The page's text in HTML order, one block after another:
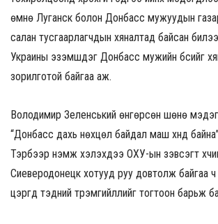
өмнө Луганск болон Донбасс мужуудын
салан тусгаарлагчдын хяналтад байсан
Украины эзэмшдэг Донбасс мужийн бүсийг
зорилготой байгаа аж.
Володимир Зеленський өнгөрсөн шөнө
“Донбасс дахь нөхцөл байдал маш хүнд
Тэрбээр нэмж хэлэхдээ ОХУ-ын зэвсэгт
Сиеверодонецк хотууд руу довтолж байгаа
цэргүүд тэдний түрэмгийллийг тогтоон барьж